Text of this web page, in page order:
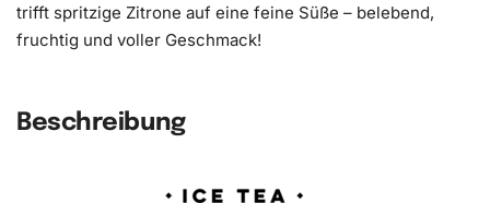
trifft spritzige Zitrone auf eine feine Süße – belebend,
fruchtig und voller Geschmack!
Beschreibung